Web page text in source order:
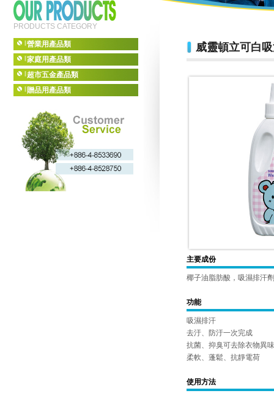
PRODUCTS CATEGORY
營業用產品類
家庭用產品類
超市五金產品類
贈品用產品類
威靈頓立可白
主要成份
椰子油脂肪酸，吸濕排汗
功能
吸濕排汗
去汙、防汙一次完成
抗菌、抑臭可去除衣物異味
柔軟、蓬鬆、抗靜電荷
使用方法